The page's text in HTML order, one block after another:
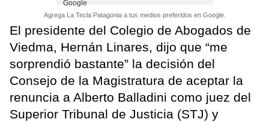
Agrega La Tecla Patagonia a tus medios preferidos en Google.
El presidente del Colegio de Abogados de
Viedma, Hernán Linares, dijo que “me
sorprendió bastante” la decisión del
Consejo de la Magistratura de aceptar la
renuncia a Alberto Balladini como juez del
Superior Tribunal de Justicia (STJ) y